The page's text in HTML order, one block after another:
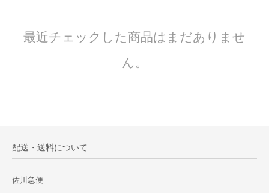
最近チェックした商品はまだありませ
ん。
配送・送料について
佐川急便